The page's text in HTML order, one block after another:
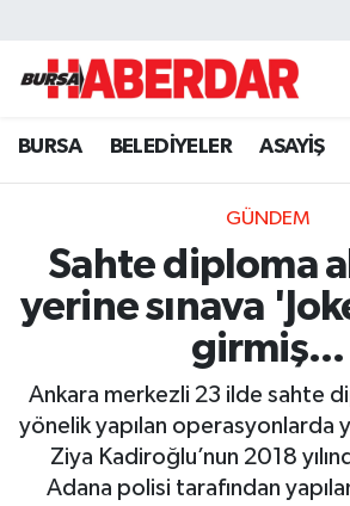
BURSA BELEDİYELER ASAYİŞ
GÜNDEM
Sahte diploma
yerine sınava
girmiş...
Ankara merkezli 23 ilde sahte
yönelik yapılan operasyonlarda
Ziya Kadiroğlu’nun 2018
Adana polisi tarafından
Hava Durumu
Trafik Durumu
Süper Lig Puan Durumu ve
Tüm Manşetler
Son Dakika Haberleri
Haber Arşivi